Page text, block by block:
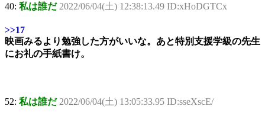
40: 私は誰だ 2022/06/04(土) 12:38:13.49 ID:xHoDGTCx
>>17
映画みるより勉強した方がいいな。あと特別支援学級の先生
にお礼の手紙書け。
52: 私は誰だ 2022/06/04(土) 13:05:33.95 ID:sseXscE/